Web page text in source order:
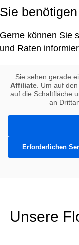
Sie
Gerne können Sie
und Raten
Sie sehen gerade
Affiliate. Um auf
auf die Schaltfläche
an
Erforderlichen
Unsere